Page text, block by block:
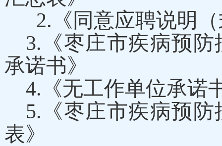
2.《同意应聘说明（
3.《枣庄市疾病预
承诺书》
4.《无工作单位承诺
5.《枣庄市疾病预
表》